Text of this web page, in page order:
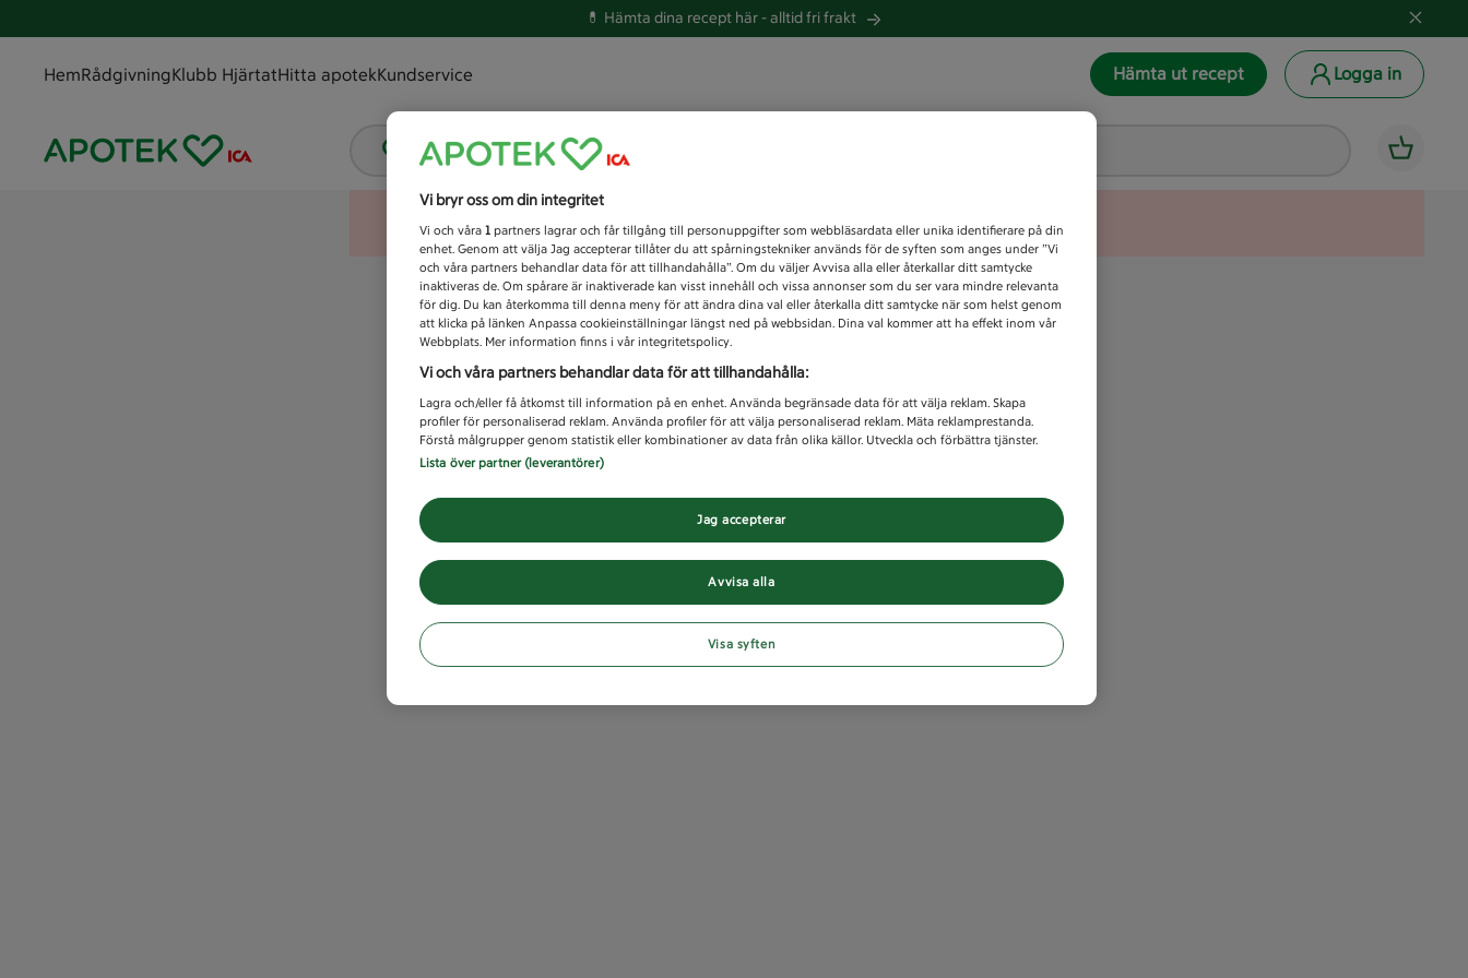
💊 Hämta dina recept här -alltid fri frakt
HemRådgivningKlubb HjärtatHitta apotekKundservice Hämta ut recept Logga in
Vad letar du efter idag?
Unknown error
Vi bryr oss om din integritet
Vi och våra 1 partners lagrar och får tillgång till personuppgifter som webbläsardata eller unika identifierare på din
enhet. Genom att välja Jag accepterar tillåter du att spårningstekniker används för de syften som anges under ”Vi
och våra partners behandlar data för att tillhandahålla”. Om du väljer Avvisa alla eller återkallar ditt samtycke
inaktiveras de. Om spårare är inaktiverade kan visst innehåll och vissa annonser som du ser vara mindre relevanta
för dig. Du kan återkomma till denna meny för att ändra dina val eller återkalla ditt samtycke när som helst genom
att klicka på länken Anpassa cookieinställningar längst ned på webbsidan. Dina val kommer att ha effekt inom vår
Webbplats. Mer information finns i vår integritetspolicy.
Vi och våra partners behandlar data för att tillhandahålla:
Lagra och/eller få åtkomst till information på en enhet. Använda begränsade data för att välja reklam. Skapa
profiler för personaliserad reklam. Använda profiler för att välja personaliserad reklam. Mäta reklamprestanda.
Förstå målgrupper genom statistik eller kombinationer av data från olika källor. Utveckla och förbättra tjänster.
Lista över partner (leverantörer)
Avvisa alla
Jag accepterar
Visa syften